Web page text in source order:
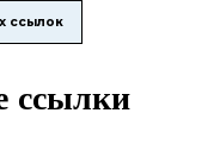
ссылок
ссылки